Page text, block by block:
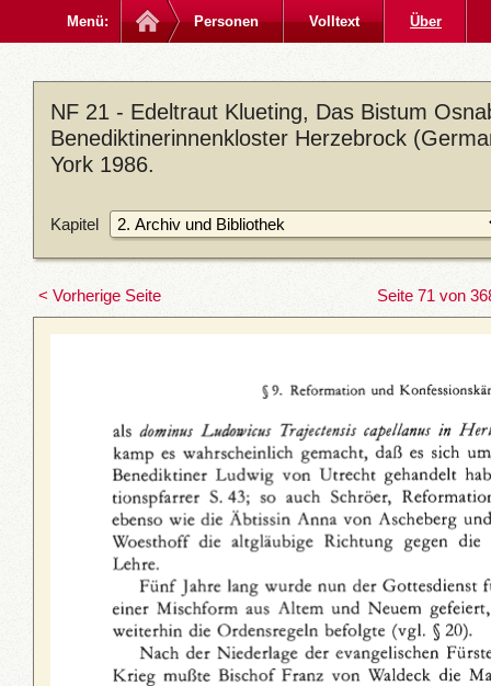
Menü: Personen Volltext Über
NF 21 - Edeltraut Klueting, Das Bistum
Benediktinerinnenkloster Herzebrock
York 1986.
Kapitel
< Vorherige Seite Seite 71 von